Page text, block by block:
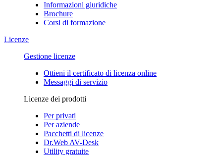
Informazioni giuridiche
Brochure
Corsi di formazione
Licenze
Gestione licenze
Ottieni il certificato di licenza online
Messaggi di servizio
Licenze dei prodotti
Per privati
Per aziende
Pacchetti di licenze
Dr.Web AV-Desk
Utility gratuite